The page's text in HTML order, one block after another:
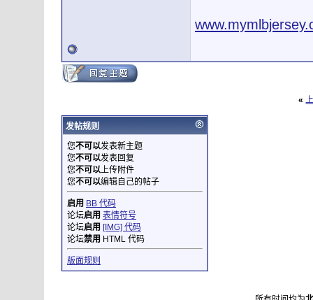
«
发帖规则
您不可以发表新主题
您不可以发表回复
您不可以上传附件
您不可以编辑自己的帖子
启用 BB 代码
论坛启用 表情符号
论坛启用 [IMG] 代码
论坛禁用 HTML 代码
版面规则